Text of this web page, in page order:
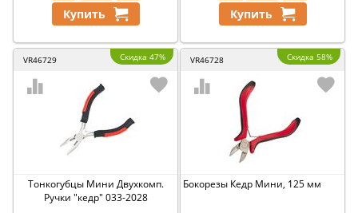
Купить Купить
VR46729 Скидка 47%
Тонкогубцы Мини Двухкомп.
Ручки "кедр" 033-2028
VR46728 Скидка 58%
Бокорезы Кедр Мини, 125 мм